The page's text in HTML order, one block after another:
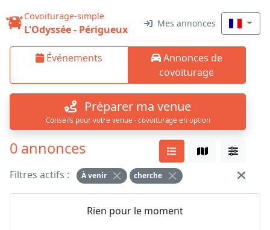
Covoiturage-simple
L'Odyssée - Périgueux Mes annonces
Événements
Annonces de
covoiturage
Préparer ma venue
Conseils pour votre venue · covoiturage en option
0 annonces
Filtres actifs : À venir cherche
Rien pour le moment